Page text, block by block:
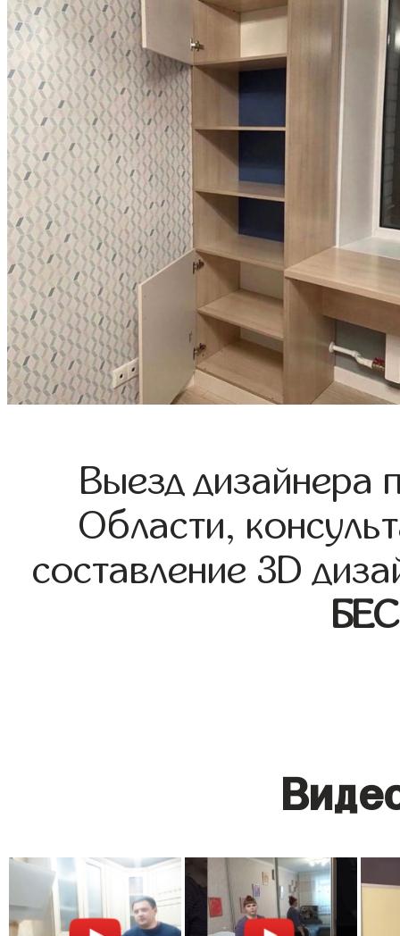
Выезд дизайнера
Области,
составление 3D